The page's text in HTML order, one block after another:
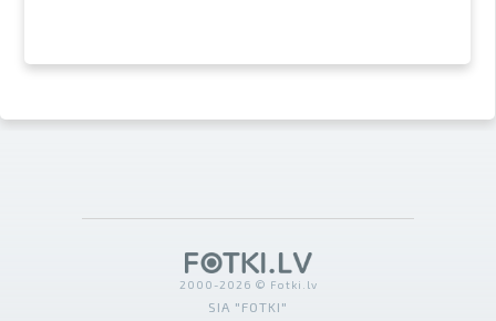
2000-2026 © Fotki.lv
SIA "FOTKI"